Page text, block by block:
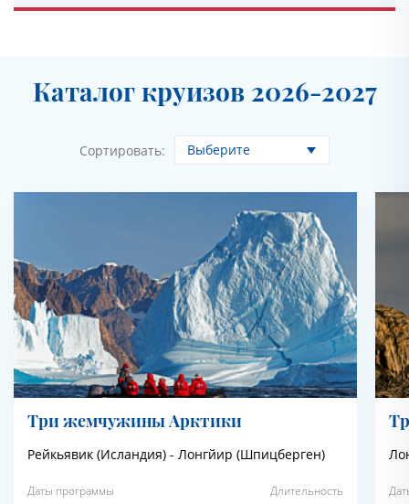
Каталог круизов 2026-2027
Сортировать: Выберите
Три жемчужины Арктики
Рейкьявик (Исландия) - Лонгйир (Шпицберген)
Даты программы Длительность